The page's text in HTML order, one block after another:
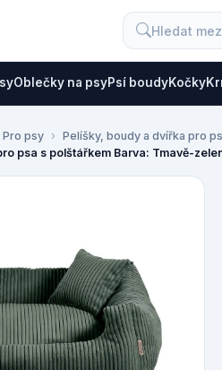
Oblečky na psyPsí boudyKočky
Pro psy Pelíšky, boudy a dvířka pro
psa s polštářkem Barva: Tmavě-